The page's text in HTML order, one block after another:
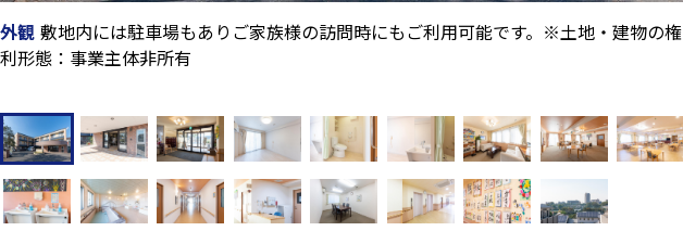
外観 敷地内には駐車場もありご家族様の訪問時にもご利用可能です。※土地・建物の権
利形態：事業主体非所有